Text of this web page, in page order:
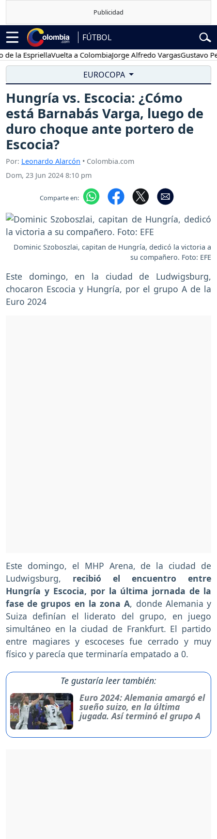
FÚTBOL
EspriellaVuelta a ColombiaJorge Alfredo VargasGustavo Petro
EUROCOPA
Hungría vs. Escocia: ¿Cómo
está Barnabás Varga, luego de
duro choque ante portero de
Escocia?
Por: Leonardo Alarcón • Colombia.com
Dom, 23 Jun 2024 8:10 pm
Comparte en:
Dominic Szoboszlai, capitan de Hungría, dedicó la victoria a
su compañero. Foto: EFE
Este domingo, en la ciudad de Ludwigsburg,
chocaron Escocia y Hungría, por el grupo A de la
Euro 2024
Este domingo, el MHP Arena, de la ciudad de
Ludwigsburg, recibió el encuentro entre
Hungría y Escocia, por la última jornada de la
fase de grupos en la zona A, donde Alemania y
Suiza definían el liderato del grupo, en juego
simultáneo en la ciudad de Frankfurt. El partido
entre magiares y escoceses fue cerrado y muy
físico y parecía que terminaría empatado a 0.
Te gustaría leer también:
Euro 2024: Alemania amargó el
sueño suizo, en la última
jugada. Así terminó el grupo A